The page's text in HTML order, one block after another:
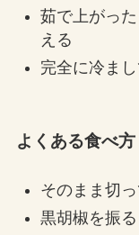
茹で上がっ
える
完全に冷ま
よくある食べ方
そのまま切
黒胡椒を振る